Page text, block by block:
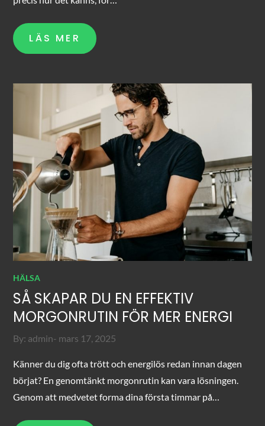
LÄS MER
HÄLSA
SÅ SKAPAR DU EN EFFEKTIV
MORGONRUTIN FÖR MER ENERGI
By: admin Posted
mars 17, 2025
Känner du dig ofta trött och energilös redan innan dagen
börjat? En genomtänkt morgonrutin kan vara lösningen.
Genom att medvetet forma dina första timmar på…